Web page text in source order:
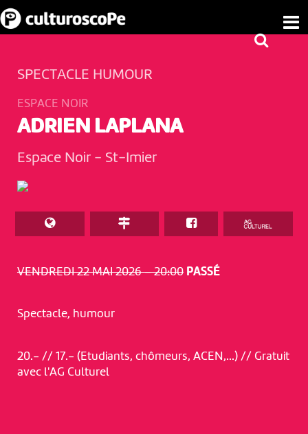
VENDREDI 22 MAI 2026 – 20:00 PASSÉ
SPECTACLE HUMOUR
ESPACE NOIR
ADRIEN LAPLANA
Espace Noir - St-Imier
Spectacle, humour
20.- // 17.- (Etudiants, chômeurs, ACEN,...) // Gratuit
avec l'AG Culturel